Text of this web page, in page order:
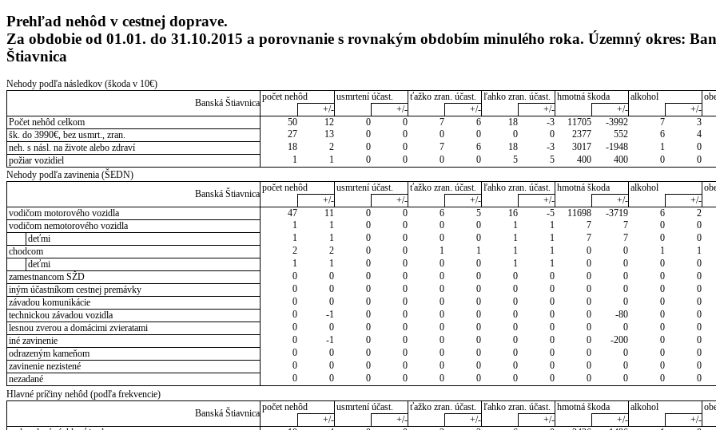
Prehľad nehôd v cestnej doprave.
Za obdobie od 01.01. do 31.10.2015 a porovnanie s rovnakým obdobím minulého roka. Územný okres:
Štiavnica
Nehody podľa následkov (škoda v 10€)
Banská Štiavnica
počet nehôd usmrtení účast. ťažko zran. účast. ľahko zran. účast. hmotná škoda alkohol
+/-
+/- +/- +/- +/- +/-
Počet nehôd celkom
50 12 0 0 7 6 18 -3 11705 -3992 7 3
šk. do 3990€, bez usmrt., zran.
27 13 0 0 0 0 0 0 2377 552 6 4
neh. s násl. na živote alebo zdraví
18 2 0 0 7 6 18 -3 3017 -1948 1 0
požiar vozidiel
1 1 0 0 0 0 5 5 400 400 0 0
Nehody podľa zavinenia (ŠEDN)
Banská Štiavnica
počet nehôd usmrtení účast. ťažko zran. účast. ľahko zran. účast. hmotná škoda alkohol
+/-
+/- +/- +/- +/- +/-
vodičom motorového vozidla
47 11 0 0 6 5 16 -5 11698 -3719 6 2
vodičom nemotorového vozidla
1 1 0 0 0 0 1 1 7 7 0 0
deťmi
1 1 0 0 0 0 1 1 7 7 0 0
chodcom
2 2 0 0 1 1 1 1 0 0 1 1
deťmi
1 1 0 0 0 0 1 1 0 0 0 0
zamestnancom SŽD
0 0 0 0 0 0 0 0 0 0 0 0
iným účastníkom cestnej premávky
0 0 0 0 0 0 0 0 0 0 0 0
závadou komunikácie
0 0 0 0 0 0 0 0 0 0 0 0
technickou závadou vozidla
0 -1 0 0 0 0 0 0 0 -80 0 0
lesnou zverou a domácimi zvieratami
0 0 0 0 0 0 0 0 0 0 0 0
iné zavinenie
0 -1 0 0 0 0 0 0 0 -200 0 0
odrazeným kameňom
0 0 0 0 0 0 0 0 0 0 0 0
zavinenie nezistené
0 0 0 0 0 0 0 0 0 0 0 0
nezadané
0 0 0 0 0 0 0 0 0 0 0 0
Hlavné príčiny nehôd (podľa frekvencie)
Banská Štiavnica
počet nehôd usmrtení účast. ťažko zran. účast. ľahko zran. účast. hmotná škoda alkohol
+/-
+/- +/- +/- +/- +/-